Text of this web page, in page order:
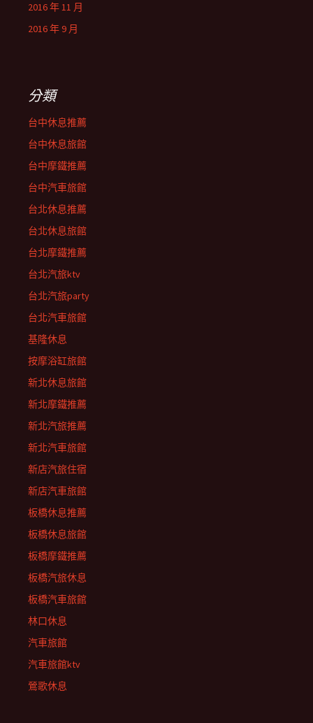
2016 年 11 月
2016 年 9 月
分類
台中休息推薦
台中休息旅館
台中摩鐵推薦
台中汽車旅館
台北休息推薦
台北休息旅館
台北摩鐵推薦
台北汽旅ktv
台北汽旅party
台北汽車旅館
基隆休息
按摩浴缸旅館
新北休息旅館
新北摩鐵推薦
新北汽旅推薦
新北汽車旅館
新店汽旅住宿
新店汽車旅館
板橋休息推薦
板橋休息旅館
板橋摩鐵推薦
板橋汽旅休息
板橋汽車旅館
林口休息
汽車旅館
汽車旅館ktv
鶯歌休息